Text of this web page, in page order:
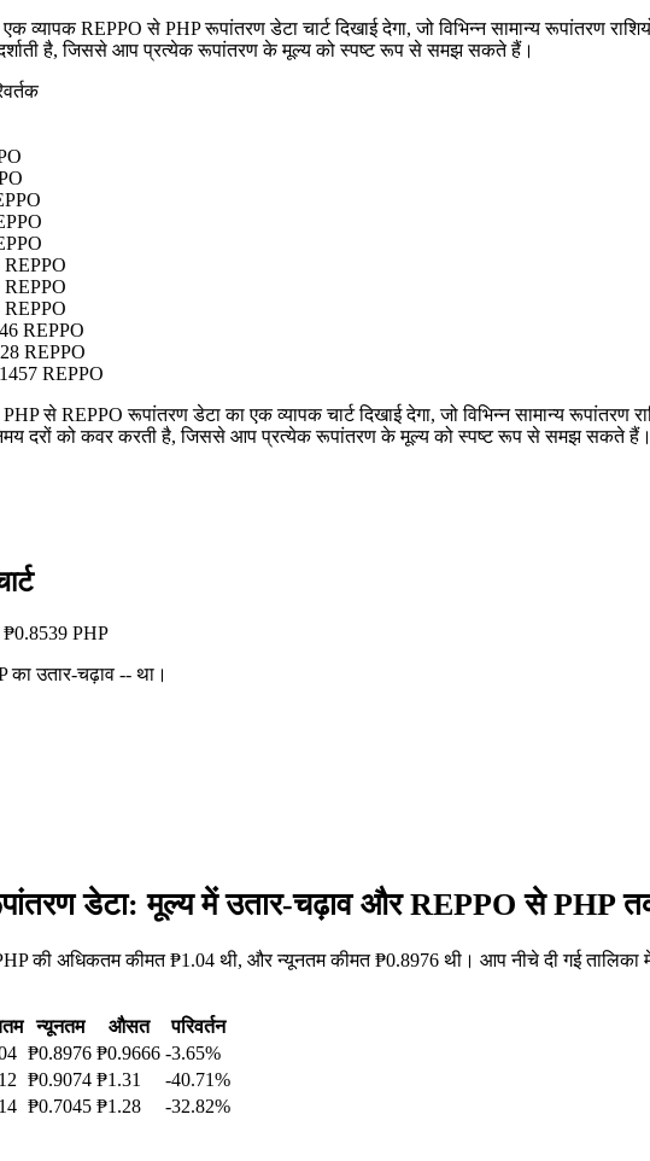
व्यापक REPPO से PHP रूपांतरण डेटा चार्ट दिखाई देगा, जो विभिन्न सामान्य रूपांतरण
दर्शाती है, जिससे आप प्रत्येक रूपांतरण के मूल्य को स्पष्ट रूप से समझ सकते हैं।
REPPO
REPPO
REPPO
REPPO
REPPO
REPPO
से REPPO रूपांतरण डेटा का एक व्यापक चार्ट दिखाई देगा, जो विभिन्न सामान्य
दरों को कवर करती है, जिससे आप प्रत्येक रूपांतरण के मूल्य को स्पष्ट रूप से समझ सकते हैं।
PHP
का उतार-चढ़ाव -- था।
डेटा: मूल्य में उतार-चढ़ाव और REPPO से PHP तक
की अधिकतम कीमत ₱1.04 थी, और न्यूनतम कीमत ₱0.8976 थी। आप नीचे दी गई
न्यूनतम औसत
परिवर्तन
₱0.8976 ₱0.9666 -3.65%
₱0.9074 ₱1.31
-40.71%
₱0.7045 ₱1.28 -32.82%